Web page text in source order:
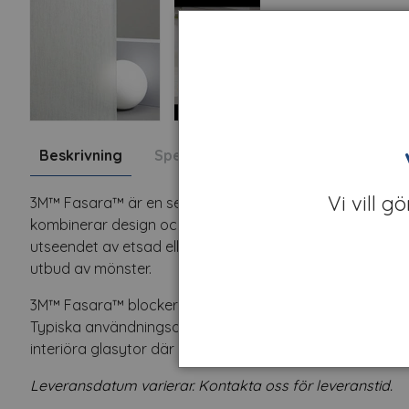
Beskrivning Specifikation Fråga om
3M™ Fasara™ är en serie glasdekorfolie i polyester för
kombinerar design och funktion genom att kontrollera
utseendet av etsad eller texturerad yta. Filmen är
utbud av mönster.
3M™ Fasara™ blockerar dessutom upp till 99 % av UV-
Typiska användningsområden är konferensrum,
interiöra glasytor där man vill kombinera design,
Leveransdatum varierar. Kontakta oss för leveranstid.
Vi vill